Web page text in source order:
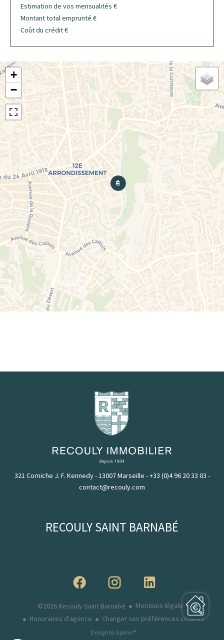
Estimation de vos mensualités €
Montant total emprunté €
Coût du crédit€
+
−
321 Corniche J. F. Kennedy - 13007 Marseille -+33 (0)4 96 20 33 03 -
contact@recouly.com
RECOULY SAINT BARNABÉ
©2026 Recouly Saint Barnabé
Mentions légales
Honoraires d'agence
Changer ses préférences cookies
Design by Apimo™